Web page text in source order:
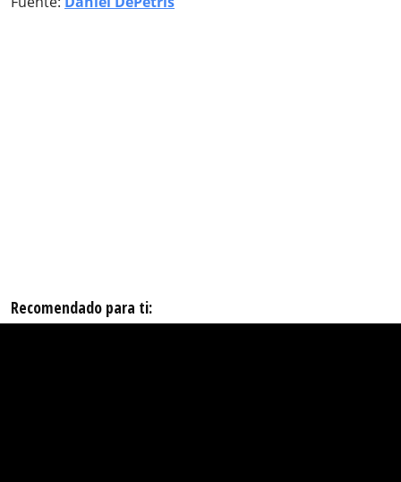
Recomendado para ti: